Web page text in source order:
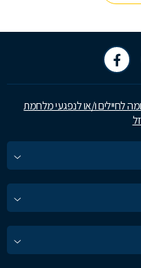
לחיילים ו/או לנפגעי מלחמת